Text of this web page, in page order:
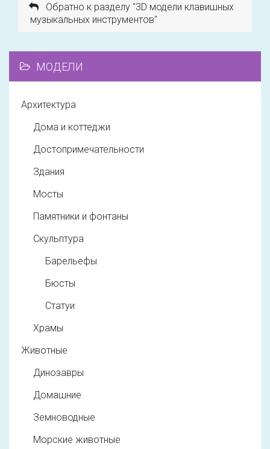
Обратно к разделу "3D модели клавишных
музыкальных инструментов"
МОДЕЛИ
Архитектура
Дома и коттеджи
Достопримечательности
Здания
Мосты
Памятники и фонтаны
Скульптура
Барельефы
Бюсты
Статуи
Храмы
Животные
Динозавры
Домашние
Земноводные
Морские животные